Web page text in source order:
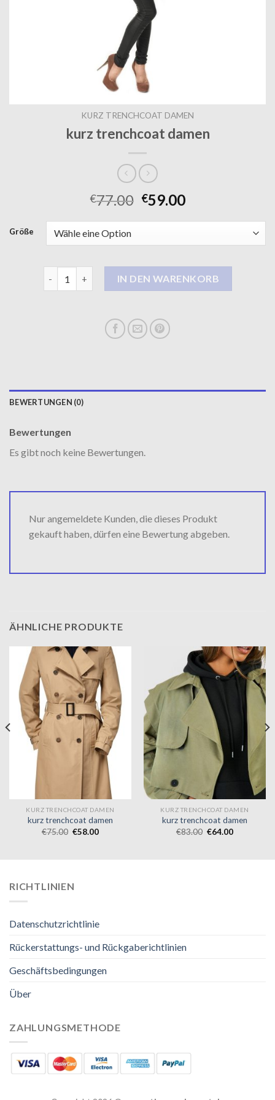
KURZ TRENCHCOAT DAMEN
kurz trenchcoat damen
€77.00 €59.00
Größe
IN DEN WARENKORB
BEWERTUNGEN (0)
Bewertungen
Es gibt noch keine Bewertungen.
Nur angemeldete Kunden, die dieses Produkt
gekauft haben, dürfen eine Bewertung abgeben.
ÄHNLICHE PRODUKTE
KURZ TRENCHCOAT DAMEN
kurz trenchcoat damen
€75.00 €58.00
KURZ TRENCHCOAT DAMEN
kurz trenchcoat damen
€83.00 €64.00
RICHTLINIEN
Datenschutzrichtlinie
Rückerstattungs- und Rückgaberichtlinien
Geschäftsbedingungen
Über
ZAHLUNGSMETHODE